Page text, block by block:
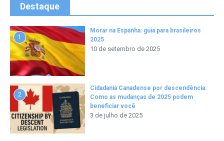
Destaque
1
Morar na Espanha: guia para brasileiros
2025
10 de setembro de 2025
2
Cidadania Canadense por descendência:
Como as mudanças de 2025 podem
beneficiar você
3 de julho de 2025